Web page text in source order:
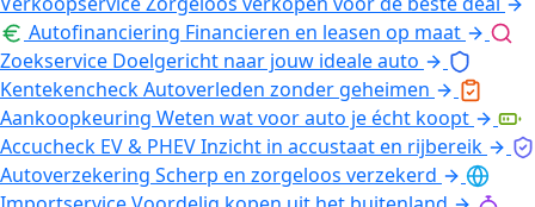
Autofinanciering Financieren en leasen op maat
Zoekservice Doelgericht naar jouw ideale auto
KentekencheckAutoverleden zonder geheimen
Aankoopkeuring Weten wat voor auto je écht koopt
Accucheck EV & PHEVInzicht in accustaat en rijbereik
Autoverzekering Scherp en zorgeloos verzekerd